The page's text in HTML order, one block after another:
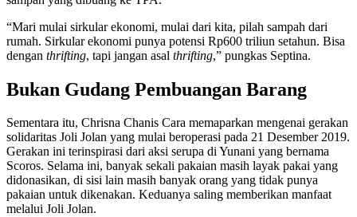
“Mari mulai sirkular ekonomi, mulai dari kita, pilah sampah dari
rumah. Sirkular ekonomi punya potensi Rp600 triliun setahun. Bisa
dengan thrifting, tapi jangan asal thrifting,” pungkas Septina.
Bukan Gudang Pembuangan Barang
Sementara itu, Chrisna Chanis Cara memaparkan mengenai gerakan
solidaritas Joli Jolan yang mulai beroperasi pada 21 Desember 2019.
Gerakan ini terinspirasi dari aksi serupa di Yunani yang bernama
Scoros. Selama ini, banyak sekali pakaian masih layak pakai yang
didonasikan, di sisi lain masih banyak orang yang tidak punya
pakaian untuk dikenakan. Keduanya saling memberikan manfaat
melalui Joli Jolan.